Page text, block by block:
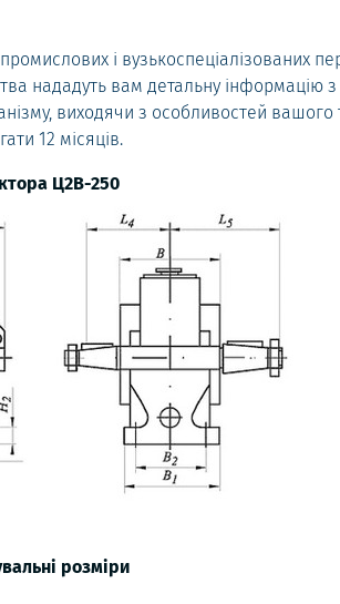
і вузькоспеціалізованих
нададуть вам детальну інформацію
виходячи з особливостей вашого
12 місяців.
Ц2В-250
розміри